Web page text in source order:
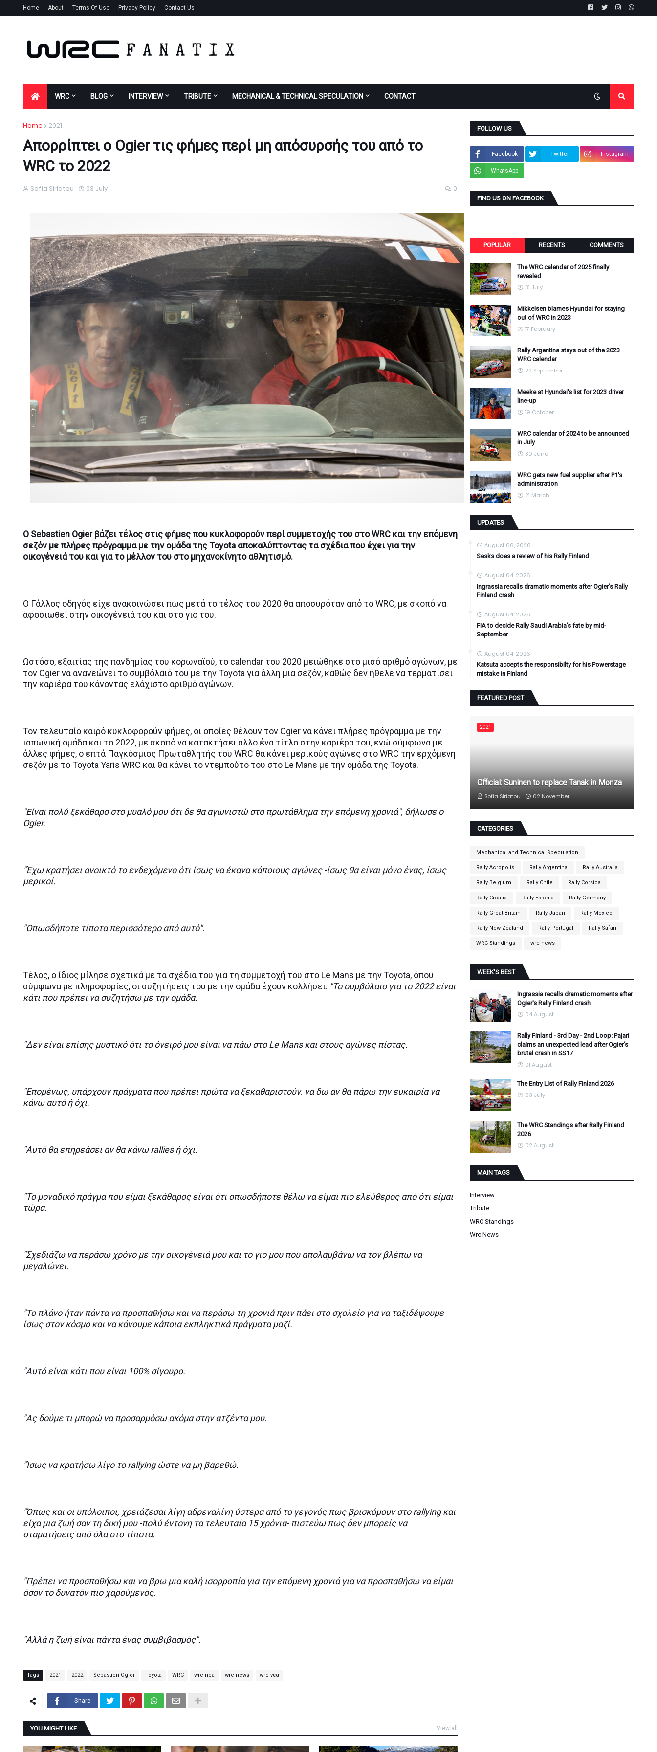
Home About Terms Of Use Privacy Policy Contact Us
WRC BLOG INTERVIEW TRIBUTE MECHANICAL & TECHNICAL SPECULATION CONTACT
Home 2021
Απορρίπτει ο Ogier τις φήμες περί μη απόσυρσής του από το
WRC το 2022
Sofia Siriatou 03 July 0
O Sebastien Ogier βάζει τέλος στις φήμες που κυκλοφορούν περί συμμετοχής του στο WRC και την επόμενη
σεζόν με πλήρες πρόγραμμα με την ομάδα της Toyota αποκαλύπτοντας τα σχέδια που έχει για την
οικογένειά του και για το μέλλον του στο μηχανοκίνητο αθλητισμό.
Ο Γάλλος οδηγός είχε ανακοινώσει πως μετά το τέλος του 2020 θα αποσυρόταν από το WRC, με σκοπό να
αφοσιωθεί στην οικογένειά του και στο γιο του.
Ωστόσο, εξαιτίας της πανδημίας του κορωναϊού, το calendar του 2020 μειώθηκε στο μισό αριθμό αγώνων, με
τον Ogier να ανανεώνει το συμβόλαιό του με την Toyota για άλλη μια σεζόν, καθώς δεν ήθελε να τερματίσει
την καριέρα του κάνοντας ελάχιστο αριθμό αγώνων.
Τον τελευταίο καιρό κυκλοφορούν φήμες, οι οποίες θέλουν τον Ogier να κάνει πλήρες πρόγραμμα με την
ιαπωνική ομάδα και το 2022, με σκοπό να κατακτήσει άλλο ένα τίτλο στην καριέρα του, ενώ σύμφωνα με
άλλες φήμες, ο επτά Παγκόσμιος Πρωταθλητής του WRC θα κάνει μερικούς αγώνες στο WRC την ερχόμενη
σεζόν με το Toyota Yaris WRC και θα κάνει το ντεμπούτο του στο Le Mans με την ομάδα της Toyota.
"Είναι πολύ ξεκάθαρο στο μυαλό μου ότι δε θα αγωνιστώ στο πρωτάθλημα την επόμενη χρονιά", δήλωσε ο
Ogier.
"Έχω κρατήσει ανοικτό το ενδεχόμενο ότι ίσως να έκανα κάποιους αγώνες -ίσως θα είναι μόνο ένας, ίσως
μερικοί.
"Οπωσδήποτε τίποτα περισσότερο από αυτό".
Τέλος, ο ίδιος μίλησε σχετικά με τα σχέδια του για τη συμμετοχή του στο Le Mans με την Toyota, όπου
σύμφωνα με πληροφορίες, οι συζητήσεις του με την ομάδα έχουν κολλήσει: "Το συμβόλαιο για το 2022 είναι
κάτι που πρέπει να συζητήσω με την ομάδα.
"Δεν είναι επίσης μυστικό ότι το όνειρό μου είναι να πάω στο Le Mans και στους αγώνες πίστας.
"Επομένως, υπάρχουν πράγματα που πρέπει πρώτα να ξεκαθαριστούν, να δω αν θα πάρω την ευκαιρία να
κάνω αυτό ή όχι.
"Αυτό θα επηρεάσει αν θα κάνω rallies ή όχι.
"Το μοναδικό πράγμα που είμαι ξεκάθαρος είναι ότι οπωσδήποτε θέλω να είμαι πιο ελεύθερος από ότι είμαι
τώρα.
"Σχεδιάζω να περάσω χρόνο με την οικογένειά μου και το γιο μου που απολαμβάνω να τον βλέπω να
μεγαλώνει.
"Το πλάνο ήταν πάντα να προσπαθήσω και να περάσω τη χρονιά πριν πάει στο σχολείο για να ταξιδέψουμε
ίσως στον κόσμο και να κάνουμε κάποια εκπληκτικά πράγματα μαζί.
"Αυτό είναι κάτι που είναι 100% σίγουρο.
"Ας δούμε τι μπορώ να προσαρμόσω ακόμα στην ατζέντα μου.
"Ίσως να κρατήσω λίγο το rallying ώστε να μη βαρεθώ.
"Όπως και οι υπόλοιποι, χρειάζεσαι λίγη αδρεναλίνη ύστερα από το γεγονός πως βρισκόμουν στο rallying και
είχα μια ζωή σαν τη δική μου -πολύ έντονη τα τελευταία 15 χρόνια- πιστεύω πως δεν μπορείς να
σταματήσεις από όλα στο τίποτα.
"Πρέπει να προσπαθήσω και να βρω μια καλή ισορροπία για την επόμενη χρονιά για να προσπαθήσω να είμαι
όσον το δυνατόν πιο χαρούμενος.
"Αλλά η ζωή είναι πάντα ένας συμβιβασμός".
Tags 2021 2022 Sebastien Ogier Toyota WRC wrc nea wrc news wrc νεα
Share
YOU MIGHT LIKE View all
FOLLOW US
Facebook Twitter Instagram
WhatsApp
FIND US ON FACEBOOK
POPULAR RECENTS COMMENTS
The WRC calendar of 2025 finally
revealed
31 July
Mikkelsen blames Hyundai for staying
out of WRC in 2023
17 February
Rally Argentina stays out of the 2023
WRC calendar
22 September
Meeke at Hyundai's list for 2023 driver
line-up
19 October
WRC calendar of 2024 to be announced
in July
30 June
WRC gets new fuel supplier after P1's
administration
21 March
UPDATES
August 06, 2026
Sesks does a review of his Rally Finland
August 04, 2026
Ingrassia recalls dramatic moments after Ogier's Rally
Finland crash
August 04, 2026
FIA to decide Rally Saudi Arabia's fate by mid-
September
August 04, 2026
Katsuta accepts the responsibilty for his Powerstage
mistake in Finland
FEATURED POST
2021
Official: Suninen to replace Tanak in Monza
Sofia Siriatou 02 November
CATEGORIES
Mechanical and Technical Speculation
Rally Acropolis Rally Argentina Rally Australia
Rally Belgium Rally Chile Rally Corsica
Rally Croatia Rally Estonia Rally Germany
Rally Great Britain Rally Japan Rally Mexico
Rally New Zealand Rally Portugal Rally Safari
WRC Standings wrc news
WEEK'S BEST
Ingrassia recalls dramatic moments after
Ogier's Rally Finland crash
04 August
Rally Finland - 3rd Day - 2nd Loop: Pajari
claims an unexpected lead after Ogier's
brutal crash in SS17
01 August
The Entry List of Rally Finland 2026
03 July
The WRC Standings after Rally Finland
2026
02 August
MAIN TAGS
Interview
Tribute
WRC Standings
Wrc News